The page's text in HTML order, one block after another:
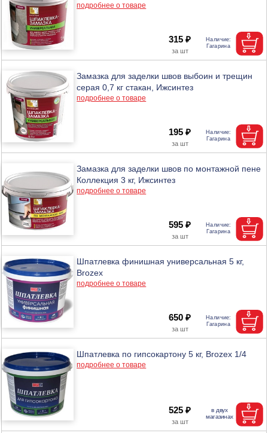
подробнее о товаре
315 ₽
Замазка для заделки швов выбоин и трещин
серая 0,7 кг стакан, Ижсинтез
подробнее о товаре
195 ₽
Замазка для заделки швов по монтажной пене
Коллекция 3 кг, Ижсинтез
подробнее о товаре
595 ₽
Шпатлевка финишная универсальная 5 кг,
Brozex
подробнее о товаре
650 ₽
Шпатлевка по гипсокартону 5 кг, Brozex 1/4
подробнее о товаре
525 ₽